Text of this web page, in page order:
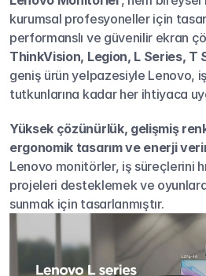
kurumsal profesyoneller için
ThinkVision, Legion, L Series, T
geniş ürün yelpazesiyle Lenovo,
tutkunlarına kadar her ihtiyaca
Yüksek çözünürlük, gelişmiş
ergonomik tasarım ve enerji
Lenovo monitörler, iş süreçlerini
projeleri desteklemek ve
sunmak için tasarlanmıştır.